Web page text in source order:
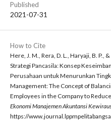
Published
2021-07-31
How to Cite
Here, J. M., Rera, D. L., Haryaji, B. P.,
Strategi Pancasila: Konsep
Perusahaan untuk Menurunkan
Management: The Concept of
Employees in the Company to
Ekonomi Manajemen Akuntansi
https://